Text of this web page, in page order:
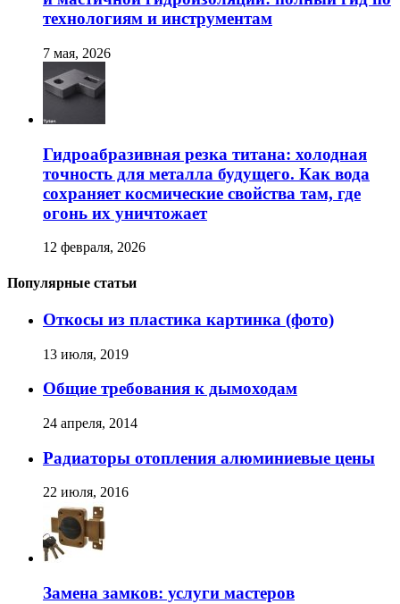
технологиям и инструментам
7 мая, 2026
Гидроабразивная резка титана: холодная
точность для металла будущего. Как вода
сохраняет космические свойства там, где
огонь их уничтожает
12 февраля, 2026
Популярные статьи
Откосы из пластика картинка (фото)
13 июля, 2019
Общие требования к дымоходам
24 апреля, 2014
Радиаторы отопления алюминиевые цены
22 июля, 2016
Замена замков: услуги мастеров